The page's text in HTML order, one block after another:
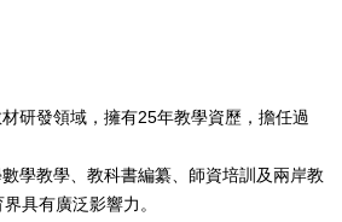
研發領域，擁有25年教學資歷，擔任過
學教學、教科書編纂、師資培訓及兩岸教
具有廣泛影響力。